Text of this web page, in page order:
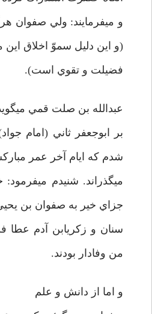
و مي­فرمايند: ولي صفوان
(و اين دليل سموّ اخلاق اين
فضيلت و تقوي است).
عبدالله بن صلت قمي
بر ابوجعفر ثاني (امام
شدم كه ايام آخر عمر
مي­گذراند. شنيدم
جزاي خير به صفوان بن
سنان و زكريابن آدم عطا
من وفادار بودند.
و اما از دانش و علم